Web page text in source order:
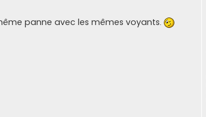
panne avec les mêmes voyants.